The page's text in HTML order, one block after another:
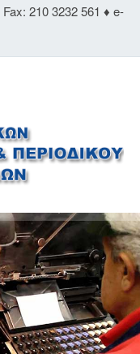
Fax: 210 3232 561 ♦ e-